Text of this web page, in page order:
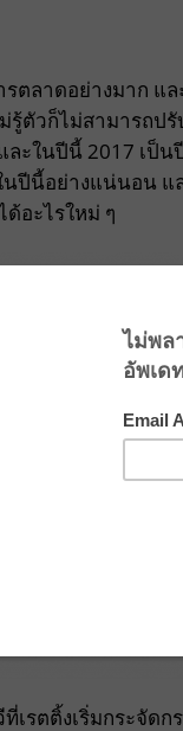
ตลาดอย่างมาก แ
ตัวก็ไม่สามารถป
ะในปีนี้ 2017 เป็
ปีนี้อย่างแน่นอน
อะไรใหม่ ๆ
รตติ้งเริ่มกระจัดก